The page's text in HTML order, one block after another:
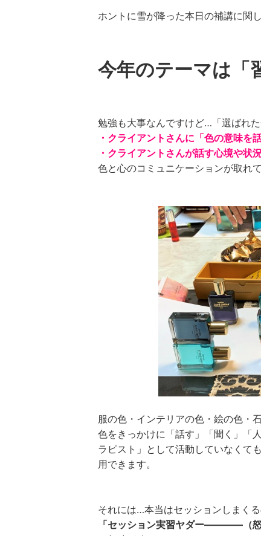
ホントに雪が降った本日の補講に関
今年のテーマは「
勉強も大事なんですけど…「選ばれた
・クライアントさんに「色の意味を話
・クライアントさんが話す心境や状
色と心のコミュニケーションが取れ
服の色・インテリアの色・絵の色・
色をきっかけに「話す」「聞く」「
ラピスト」として活動していなくて
用できます。
それには…本当はセッションしまくる
「セッション実習ヤダー――――（怒